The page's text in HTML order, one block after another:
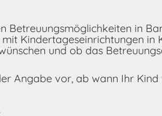
Betreuungsmöglichkeiten in
Kindertageseinrichtungen in
und ob das
Angabe vor, ab wann Ihr